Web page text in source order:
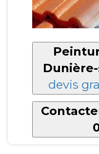
devis